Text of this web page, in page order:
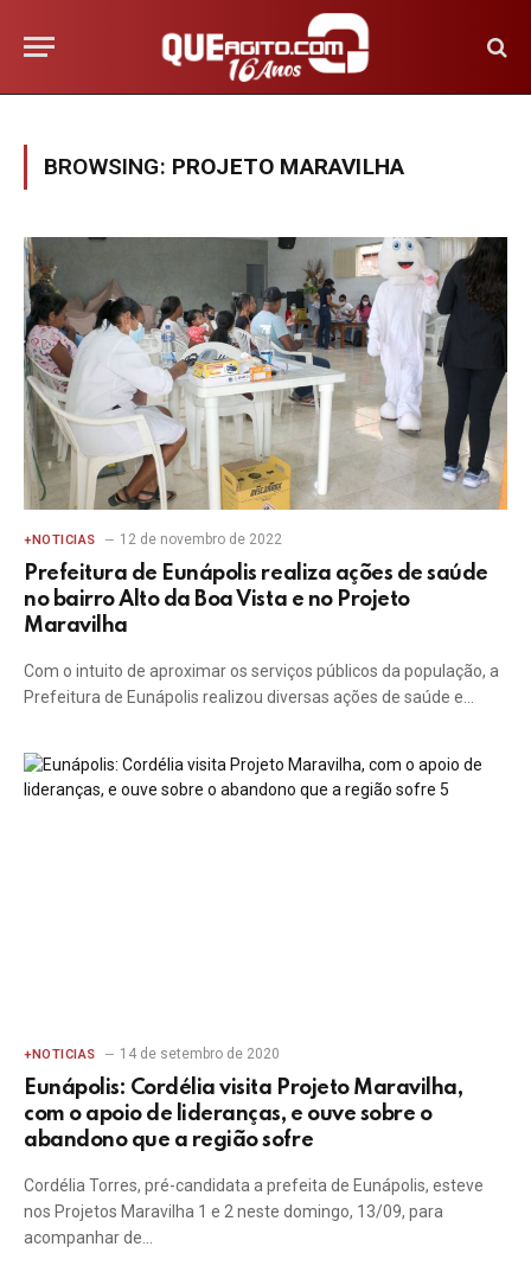
BROWSING: PROJETO MARAVILHA
+NOTICIAS 12 de novembro de 2022
Prefeitura de Eunápolis realiza ações de saúde
no bairro Alto da Boa Vista e no Projeto
Maravilha
Com o intuito de aproximar os serviços públicos da população, a
Prefeitura de Eunápolis realizou diversas ações de saúde e…
+NOTICIAS 14 de setembro de 2020
Eunápolis: Cordélia visita Projeto Maravilha,
com o apoio de lideranças, e ouve sobre o
abandono que a região sofre
Cordélia Torres, pré-candidata a prefeita de Eunápolis, esteve
nos Projetos Maravilha 1 e 2 neste domingo, 13/09, para
acompanhar de…